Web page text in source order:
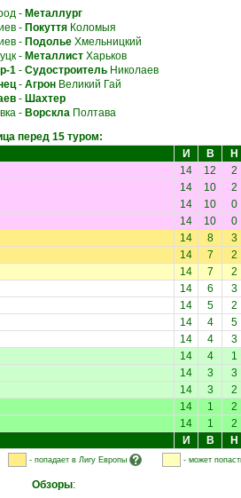
- Металлург
- ПокуттяКоломыя
- ПодольеХмельницкий
- МеталлистХарьков
1- СудостроительНиколаев
- АгронВеликий Гай
- Шахтер
- ВорсклаПолтава
перед 15 туром:
И В Н
14 12 2
14 10 2
14 10 0
14 10 0
14 8 3
14 7 2
14 7 2
14 6 3
14 5 2
14 4 5
14 4 3
14 4 1
14 3 3
14 3 2
14 1 2
14 1 2
И В Н
- попадает в Лигу Европы - может
Обзоры: